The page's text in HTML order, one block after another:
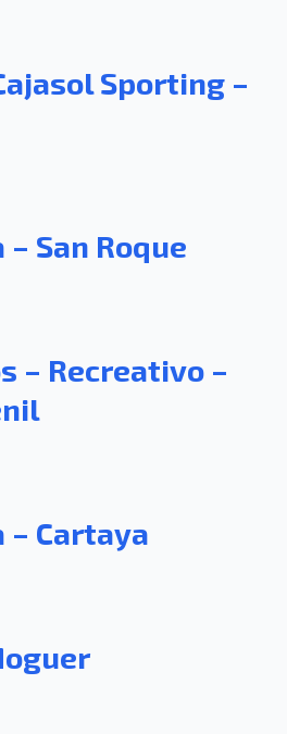
Sporting –
San Roque
– Recreativo –
– Cartaya